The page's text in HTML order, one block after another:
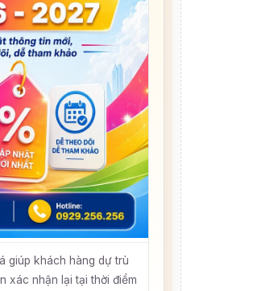
giúp khách hàng dự trù
xác nhận lại tại thời điểm